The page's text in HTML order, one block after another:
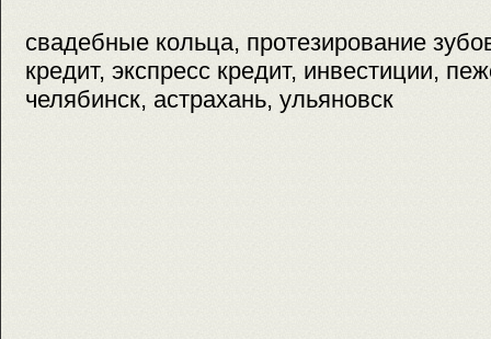
свадебные кольца, протезирование
кредит, экспресс кредит, инвестиции,
челябинск, астрахань, ульяновск